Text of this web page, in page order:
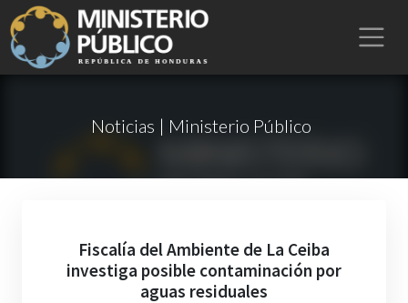
Noticias | Ministerio Público
Fiscalía del Ambiente de La Ceiba
investiga posible contaminación por
aguas residuales